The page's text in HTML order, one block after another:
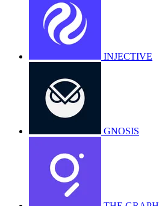
INJECTIVE
GNOSIS